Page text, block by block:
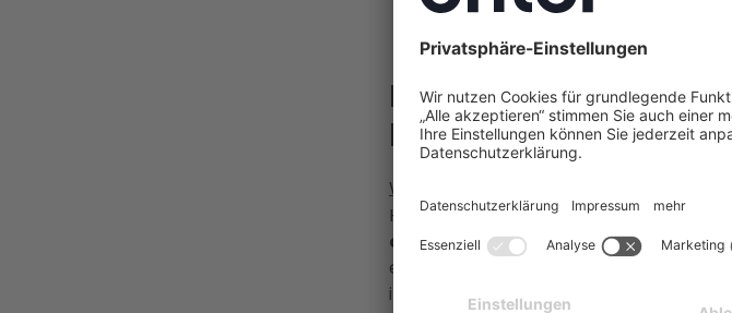
Energiekosteneinsparung und der
KfW-Förderung.
Probleme bei
beim
Wärmepumpen
Heizungswärme zu erzeugen. Sie
dem Erdreich Wärmeund geben diese
eine Wärmepumpe kaufen, sollten Sie
im Klaren sein und entsprechende